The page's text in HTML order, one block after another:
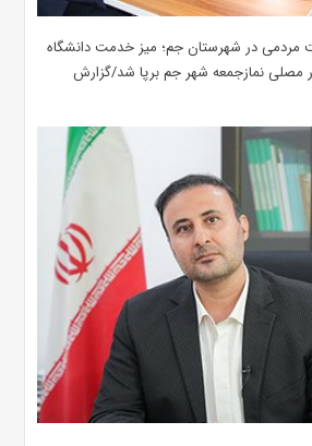
مردمی در شهرستان جم؛ میز خدمت دانشگاه
مصلی نمازجمعه شهر جم برپا شد/گزارش